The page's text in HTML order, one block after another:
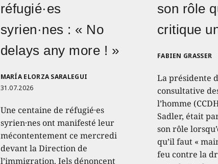
réfugié·es
syrien·nes : « No
delays any more ! »
MARÍA ELORZA SARALEGUI
31.07.2026
Une centaine de réfugié·es
syrien·nes ont manifesté leur
mécontentement ce mercredi
devant la Direction de
l’immigration. Iels dénoncent
son rôle
critique
FABIEN GRASSER
La présidente
consultative
l’homme
Sadler, était
son rôle
qu’il faut «
feu contre la